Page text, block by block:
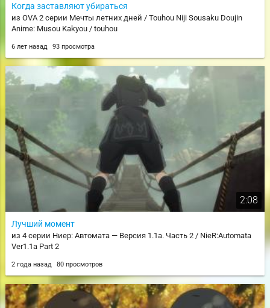
Когда заставляют убираться
из OVA 2 серии Мечты летних дней / Touhou Niji Sousaku Doujin
Anime: Musou Kakyou / touhou
6 лет назад 93 просмотра
2:08
Лучший момент
из 4 серии Ниер: Автомата — Версия 1.1а. Часть 2 / NieR:Automata
Ver1.1a Part 2
2 года назад 80 просмотров